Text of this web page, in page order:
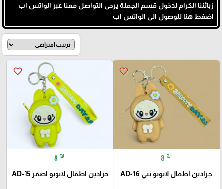
زبائننا الكرام لدخول قسم الجملة يرجى التواصل معنا عبر الواتس اب
اضغط هنا للوصول الى الواتس اب
favorite_border
8 ₪
جزادين اطفال لابوبو بني AD-16
favorite_border
8 ₪
جزادين اطفال لابوبو اصفر AD-15